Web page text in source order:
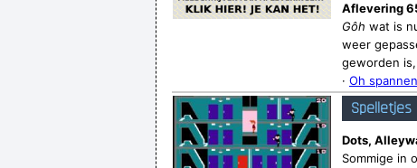
Aflevering
Gôh wat is
weer
geworden
· Oh
Spelletjes
Dots,
Sommige in